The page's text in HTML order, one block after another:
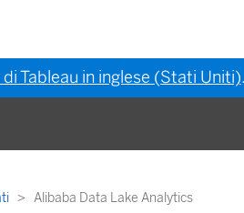
di Tableau in inglese (Stati Uniti).
Alibaba Data Lake Analytics